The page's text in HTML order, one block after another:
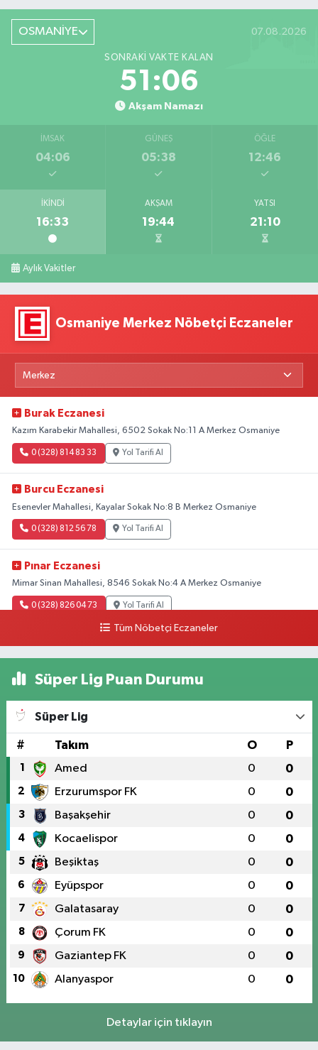
OSMANİYE 07.08.2026
SONRAKI VAKTE KALAN
51:04
Akşam Namazı
İMSAK
04:06
GÜNEŞ
05:38
ÖĞLE
12:46
İKINDI
16:33
AKŞAM
19:44
YATSI
21:10
Aylık Vakitler
Osmaniye Merkez Nöbetçi Eczaneler
Burak Eczanesi
Kazım Karabekir Mahallesi, 6502 Sokak No:11 A Merkez Osmaniye
0 (328) 814 83 33 Yol Tarifi Al
Burcu Eczanesi
Esenevler Mahallesi, Kayalar Sokak No:8 B Merkez Osmaniye
0 (328) 812 56 78 Yol Tarifi Al
Pınar Eczanesi
Mimar Sinan Mahallesi, 8546 Sokak No:4 A Merkez Osmaniye
0 (328) 826 04 73 Yol Tarifi Al
Tüm Nöbetçi Eczaneler
Süper Lig Puan Durumu
Süper Lig
# Takım O P
1 Amed 0 0
2 Erzurumspor FK 0 0
3 Başakşehir 0 0
4 Kocaelispor 0 0
5 Beşiktaş 0 0
6 Eyüpspor 0 0
7 Galatasaray 0 0
8 Çorum FK 0 0
9 Gaziantep FK 0 0
10 Alanyaspor 0 0
Detaylar için tıklayın